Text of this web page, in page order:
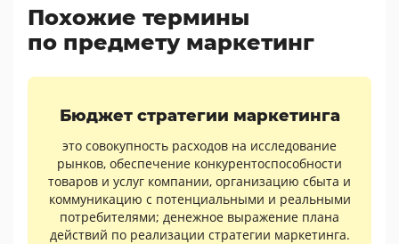
Похожие термины
по предмету маркетинг
Бюджет стратегии маркетинга
это совокупность расходов на исследование
рынков, обеспечение конкурентоспособности
товаров и услуг компании, организацию сбыта и
коммуникацию с потенциальными и реальными
потребителями; денежное выражение плана
действий по реализации стратегии маркетинга.